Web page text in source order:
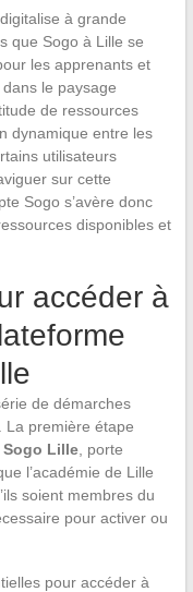
à grande
que Sogo à Lille se
les apprenants et
le paysage
de ressources
dynamique entre les
utilisateurs
sur cette
Sogo s’avère donc
disponibles et
accéder à
de démarches
La première étape
Lille, porte
l’académie de Lille
soient membres du
pour activer ou
pour accéder à